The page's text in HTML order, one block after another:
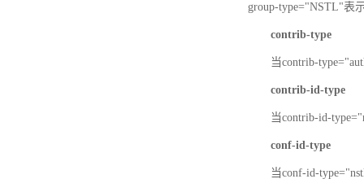
group-type="NSTL"表
contrib-type
当contrib-
contrib-id-type
当contrib-id-
conf-id-type
当conf-id-